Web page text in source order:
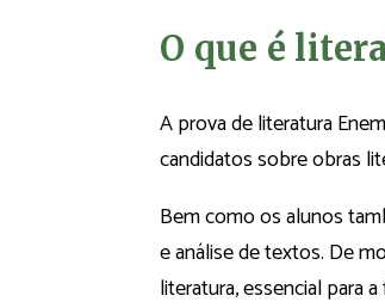
O que é
A prova de literatura
candidatos sobre obras
Bem como os alunos
e análise de textos. De
literatura, essencial para